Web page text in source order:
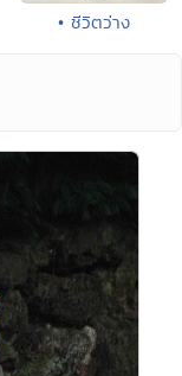
• ชีวิตว่าง